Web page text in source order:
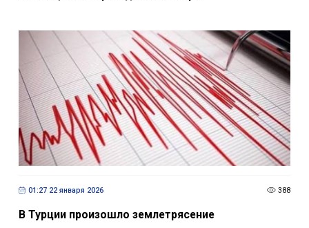
01:27 22 января 2026 388
В Турции произошло землетрясение